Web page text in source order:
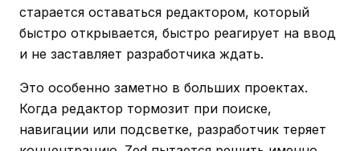
старается оставаться редактором, который
быстро открывается, быстро реагирует на ввод
и не заставляет разработчика ждать.
Это особенно заметно в больших проектах.
Когда редактор тормозит при поиске,
навигации или подсветке, разработчик теряет